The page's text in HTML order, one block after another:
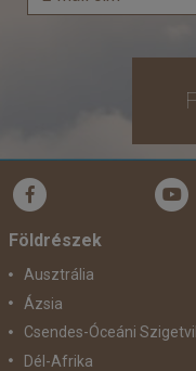
már
Földrészek
Ausztrália
Ázsia
Csendes-Óceáni
Dél-Afrika